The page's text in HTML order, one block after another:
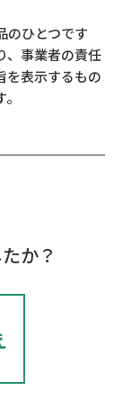
のひとつです
、事業者の責任
を表示するもの
か？